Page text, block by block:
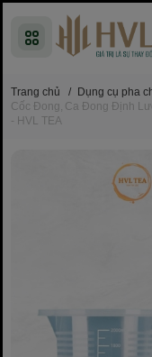
Trang chủ / Dụng cụ pha
Cốc Đong, Ca Đong Định
- HVL TEA